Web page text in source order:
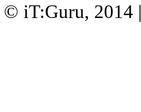
© iT:Guru, 2014 |